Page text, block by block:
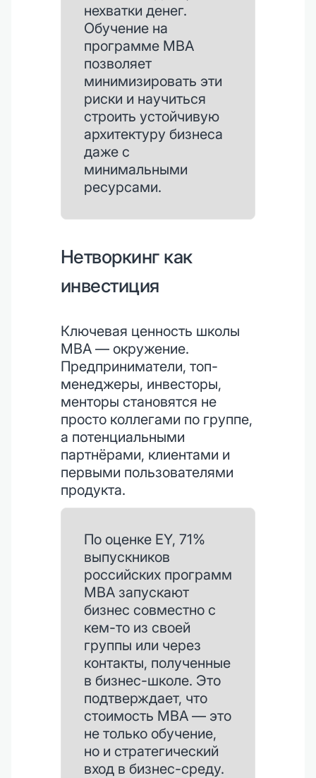
нехватки денег.
Обучение на
программе MBA
позволяет
минимизировать эти
риски и научиться
строить устойчивую
архитектуру бизнеса
даже с
минимальными
ресурсами.
Нетворкинг как
инвестиция
Ключевая ценность школы
MBA — окружение.
Предприниматели, топ-
менеджеры, инвесторы,
менторы становятся не
просто коллегами по группе,
а потенциальными
партнёрами, клиентами и
первыми пользователями
продукта.
По оценке EY, 71%
выпускников
российских программ
MBA запускают
бизнес совместно с
кем-то из своей
группы или через
контакты, полученные
в бизнес-школе. Это
подтверждает, что
стоимость MBA — это
не только обучение,
но и стратегический
вход в бизнес-среду.